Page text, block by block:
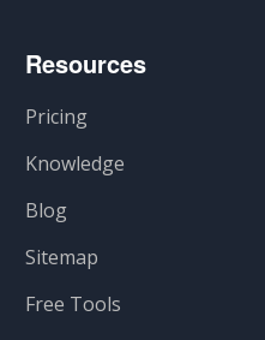
Resources
Pricing
Knowledge
Blog
Sitemap
Free Tools